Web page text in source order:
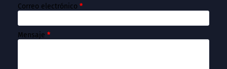
Correo electrónico *
Mensaje *